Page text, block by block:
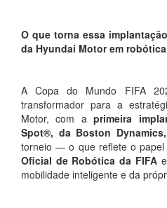
O que torna essa
da Hyundai Motor em
A Copa do Mundo FIFA
transformador para a
Motor, com a primeira
Spot®, da Boston Dynamics,
torneio — o que reflete o papel
Oficial de Robótica da FIFAe
mobilidade inteligente e da